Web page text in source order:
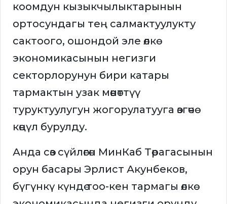
коомдун кызыкчылыктарынын
ортосундагы тең салмактуулукту
сактоого, ошондой эле өлкө
экономикасынын негизги
секторлорунун бири катары
тармактын узак мөөнөттүү
туруктуулугун жогорулатууга өзгөчө
көңүл бурулду.
Анда сөз сүйлөгөн МинКаб Төрагасынын
орун басары Эрлист Акунбеков,
бүгүнкү күндө тоо-кен тармагы өлкө